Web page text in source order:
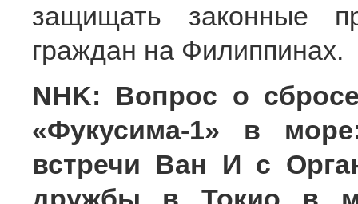
защищать законные
граждан на Филиппинах.
NHK: Вопрос о
«Фукусима-1» в
встречи Ван И с